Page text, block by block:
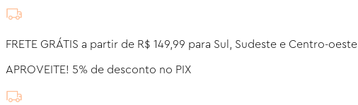
FRETE GRÁTIS a partir de R$ 149,99 para Sul, Sudeste e Centro-oeste
APROVEITE! 5% de desconto no PIX